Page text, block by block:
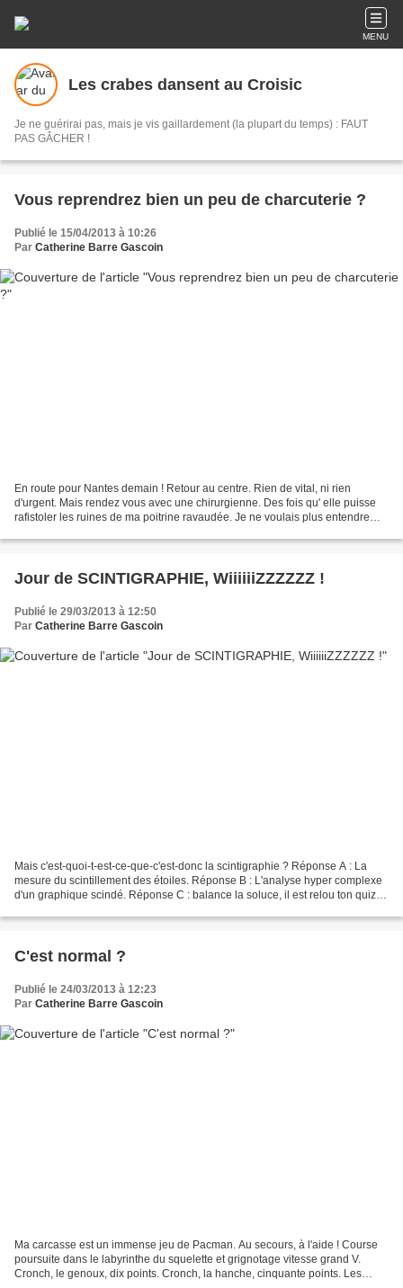
MENU
Les crabes dansent au Croisic
Je ne guérirai pas, mais je vis gaillardement (la plupart du temps) : FAUT
PAS GÂCHER !
Vous reprendrez bien un peu de charcuterie ?
Publié le 15/04/2013 à 10:26
Par Catherine Barre Gascoin
En route pour Nantes demain ! Retour au centre. Rien de vital, ni rien
d'urgent. Mais rendez vous avec une chirurgienne. Des fois qu' elle puisse
rafistoler les ruines de ma poitrine ravaudée. Je ne voulais plus entendre
Jour de SCINTIGRAPHIE, WiiiiiiZZZZZZ !
Publié le 29/03/2013 à 12:50
Par Catherine Barre Gascoin
Mais c'est-quoi-t-est-ce-que-c'est-donc la scintigraphie ? Réponse A : La
mesure du scintillement des étoiles. Réponse B : L'analyse hyper complexe
d'un graphique scindé. Réponse C : balance la soluce, il est relou ton quizz !
C'est normal ?
Publié le 24/03/2013 à 12:23
Par Catherine Barre Gascoin
Ma carcasse est un immense jeu de Pacman. Au secours, à l'aide ! Course
poursuite dans le labyrinthe du squelette et grignotage vitesse grand V.
Cronch, le genoux, dix points. Cronch, la hanche, cinquante points. Les